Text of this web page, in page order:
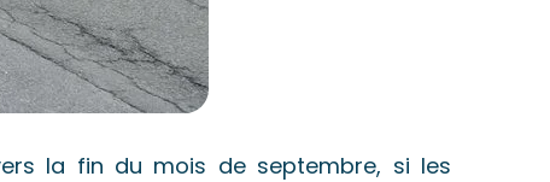
la fin du mois de septembre, si les